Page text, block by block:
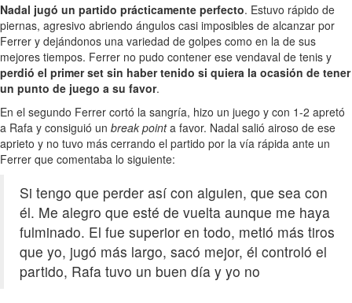
Nadal jugó un partido prácticamente perfecto. Estuvo rápido de
piernas, agresivo abriendo ángulos casi imposibles de alcanzar por
Ferrer y dejándonos una variedad de golpes como en la de sus
mejores tiempos. Ferrer no pudo contener ese vendaval de tenis y
perdió el primer set sin haber tenido si quiera la ocasión de tener
un punto de juego a su favor.
En el segundo Ferrer cortó la sangría, hizo un juego y con 1-2 apretó
a Rafa y consiguió un break pointa favor. Nadal salió airoso de ese
aprieto y no tuvo más cerrando el partido por la vía rápida ante un
Ferrer que comentaba lo siguiente:
Si tengo que perder así con alguien, que sea con
él. Me alegro que esté de vuelta aunque me haya
fulminado. El fue superior en todo, metió más tiros
que yo, jugó más largo, sacó mejor, él controló el
partido, Rafa tuvo un buen día y yo no